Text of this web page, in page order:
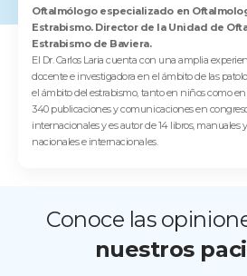
Oftalmólogo especializado en
Estrabismo. Director de la Unidad de
Estrabismo de Baviera.
El Dr. Carlos Laria cuenta con una amplia
docente e investigadora en el ámbito de las
el ámbito del estrabismo, tanto en niños como
340 publicaciones y comunicaciones en
internacionales y es autor de 14 libros, manuales
nacionales e internacionales.
Conoce las
nuestros